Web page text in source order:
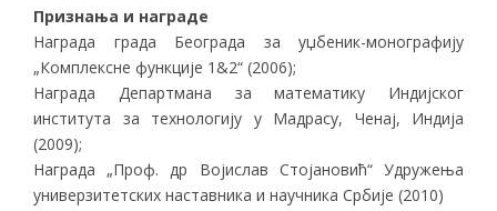
Признања и награде
Награда града Београда за уџбеник-монографију
„Комплексне функције 1&2“ (2006);
Награда Департмана за математику Индијског
института за технологију у Мадрасу, Ченај, Индија
(2009);
Награда „Проф. др Војислав Стојановић“ Удружења
универзитетских наставника и научника Србије (2010)